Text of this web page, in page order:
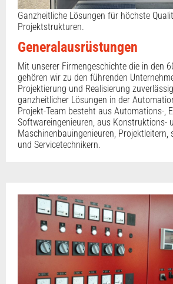
Ganzheitliche Lösungen für höchste
Projektstrukturen.
Generalausrüstungen
Mit unserer Firmengeschichte die in den
gehören wir zu den führenden
Projektierung und Realisierung
ganzheitlicher Lösungen in der
Projekt-Team besteht aus Automations-,
Softwareingenieuren, aus Konstruktions-
Maschinenbauingenieuren, Projektleitern,
und Servicetechnikern.